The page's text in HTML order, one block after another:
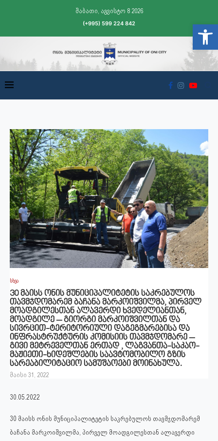
შაბათი, აგვისტო 8 2026
(+995) 599 224 842
სხვა
30 მაისს ონის მუნიციპალიტეტის საკრებულოს
თავმჯდომარემ ბაჩანა მარკოიშვილმა, პირველ
მოადგილესთან ალავერდი ხვედელიანთან,
მოადგილე – გიორგი მარკოიშვილთან და
სივრცით-ტერიტორიული დაგეგმარებისა და
ინფრასტრუქტურის კომისიის თავმჯდომარე –
გივი მეტრეველთან ერთად , ლაგვანთა-საკაო-
მაჟიეთი-ხიდეშლების საავტომობილო გზის
სარეაბილიტაციო სამუშაოები მოინახულა.
მაისი 31, 2022
30.05.2022
30 მაისს ონის მუნიციპალიტეტის საკრებულოს თავმჯდომარემ
ბაჩანა მარკოიშვილმა, პირველ მოადგილესთან ალავერდი